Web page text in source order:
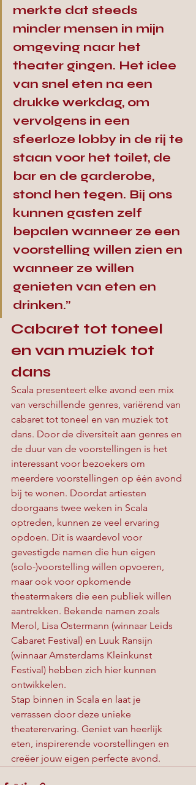
merkte dat steeds
minder mensen in mijn
omgeving naar het
theater gingen. Het idee
van snel eten na een
drukke werkdag, om
vervolgens in een
sfeerloze lobby in de rij te
staan voor het toilet, de
bar en de garderobe,
stond hen tegen. Bij ons
kunnen gasten zelf
bepalen wanneer ze een
voorstelling willen zien en
wanneer ze willen
genieten van eten en
drinken.”
Cabaret tot toneel
en van muziek tot
dans
Scala presenteert elke avond een mix
van verschillende genres, variërend van
cabaret tot toneel en van muziek tot
dans. Door de diversiteit aan genres en
de duur van de voorstellingen is het
interessant voor bezoekers om
meerdere voorstellingen op één avond
bij te wonen. Doordat artiesten
doorgaans twee weken in Scala
optreden, kunnen ze veel ervaring
opdoen. Dit is waardevol voor
gevestigde namen die hun eigen
(solo-)voorstelling willen opvoeren,
maar ook voor opkomende
theatermakers die een publiek willen
aantrekken. Bekende namen zoals
Merol, Lisa Ostermann (winnaar Leids
Cabaret Festival) en Luuk Ransijn
(winnaar Amsterdams Kleinkunst
Festival) hebben zich hier kunnen
ontwikkelen.
Stap binnen in Scala en laat je
verrassen door deze unieke
theaterervaring. Geniet van heerlijk
eten, inspirerende voorstellingen en
creëer jouw eigen perfecte avond.